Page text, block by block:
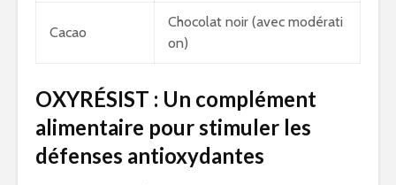
Cacao
Chocolat noir (avec modérati
on)
OXYRÉSIST : Un complément
alimentaire pour stimuler les
défenses antioxydantes